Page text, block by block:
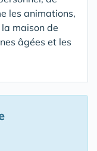
les animations,
maison de
âgées et les